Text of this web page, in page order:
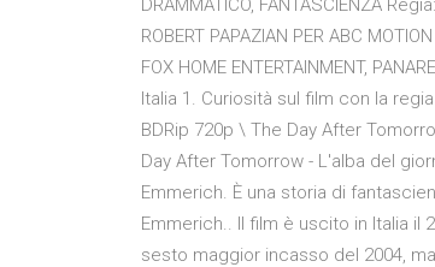
DRAMMATICO, FANTASCIENZA
ROBERT PAPAZIAN PER ABC
FOX HOME ENTERTAINMENT,
Italia 1. Curiosità sul film con la
BDRip 720p \ The Day After
Day After Tomorrow - L'alba del
Emmerich. È una storia di
Emmerich.. Il film è uscito in Italia il
sesto maggior incasso del 2004,